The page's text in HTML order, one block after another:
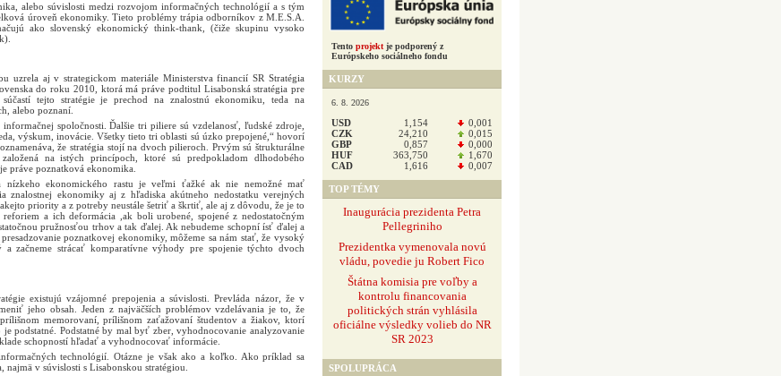
alebo súvislosti medzi rozvojom informačných technológií a s tým
úroveň ekonomiky. Tieto problémy trápia odborníkov z M.E.S.A.
ako slovenský ekonomický think-thank, (čiže skupinu vysoko
uzrela aj v strategickom materiále Ministerstva financií SR Stratégia
do roku 2010, ktorá má práve podtitul Lisabonská stratégia pre
tejto stratégie je prechod na znalostnú ekonomiku, teda na
alebo poznaní.
informačnej spoločnosti. Ďalšie tri piliere sú vzdelanosť, ľudské zdroje,
výskum, inovácie. Všetky tieto tri oblasti sú úzko prepojené,“ hovorí
že stratégia stojí na dvoch pilieroch. Prvým sú štrukturálne
na istých princípoch, ktoré sú predpokladom dlhodobého
práve poznatková ekonomika.
nízkeho ekonomického rastu je veľmi ťažké ak nie nemožné mať
znalostnej ekonomiky aj z hľadiska akútneho nedostatku verejných
priority a z potreby neustále šetriť a škrtiť, ale aj z dôvodu, že je to
reforiem a ich deformácia ,ak boli urobené, spojené z nedostatočným
pružnosťou trhov a tak ďalej. Ak nebudeme schopní ísť ďalej a
poznatkovej ekonomiky, môžeme sa nám stať, že vysoký
a začneme strácať komparatívne výhody pre spojenie týchto dvoch
existujú vzájomné prepojenia a súvislosti. Prevláda názor, že v
jeho obsah. Jeden z najväčších problémov vzdelávania je to, že
memorovaní, prílišnom zaťažovaní študentov a žiakov, ktorí
podstatné. Podstatné by mal byť zber, vyhodnocovanie analyzovanie
schopností hľadať a vyhodnocovať informácie.
technológií. Otázne je však ako a koľko. Ako príklad sa
v súvislosti s Lisabonskou stratégiou.
Tento projekt je podporený z
Európskeho sociálneho fondu
KURZY
6. 8. 2026
USD 1,154
0,001
CZK
24,210
0,015
GBP
0,857
0,000
HUF
363,750
1,670
CAD
1,616 0,007
TOP TÉMY
Inaugurácia prezidenta Petra
Pellegriniho
Prezidentka vymenovala novú
vládu, povedie ju Robert Fico
Štátna komisia pre voľby a
kontrolu financovania
politických strán vyhlásila
oficiálne výsledky volieb do NR
SR 2023
SPOLUPRÁCA